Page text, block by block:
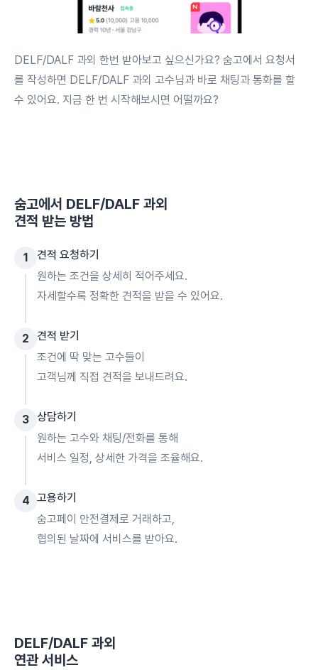
DELF/DALF 과외 한번 받아보고 싶으신가요? 숨고에서 요청서
를 작성하면 DELF/DALF 과외 고수님과 바로 채팅과 통화를 할
수 있어요. 지금 한 번 시작해보시면 어떨까요?
숨고에서 DELF/DALF 과외
견적 받는 방법
1
견적 요청하기
원하는 조건을 상세히 적어주세요.
자세할수록 정확한 견적을 받을 수 있어요.
2
견적 받기
조건에 딱 맞는 고수들이
고객님께 직접 견적을 보내드려요.
3 상담하기
원하는 고수와 채팅/전화를 통해
서비스 일정, 상세한 가격을 조율해요.
4 고용하기
숨고페이 안전결제로 거래하고,
협의된 날짜에 서비스를 받아요.
DELF/DALF 과외
연관 서비스